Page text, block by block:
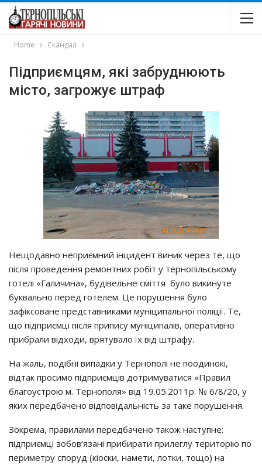
Home Скандал
Підприємцям, які забруднюють
місто, загрожує штраф
Нещодавно неприємний інцидент виник через те, що
після проведення ремонтних робіт у тернопільському
готелі «Галичина», будівельне сміття було викинуте
буквально перед готелем. Це порушення було
зафіксоване представниками муніципальної поліції. Те,
що підприємці після припису муніципалів, оперативно
прибрали відходи, врятувало їх від штрафу.
На жаль, подібні випадки у Тернополі не поодинокі,
відтак просимо підприємців дотримуватися «Правил
благоустрою м. Тернополя» від 19.05.2011р. № 6/8/20, у
яких передбачено відповідальність за таке порушення.
Зокрема, правилами передбачено також наступне:
підприємці зобов’язані прибирати прилеглу територію по
периметру споруд (кіоски, намети, лотки, тощо) на